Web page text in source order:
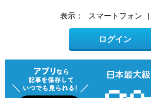
表示： スマートフォン |
ログイン